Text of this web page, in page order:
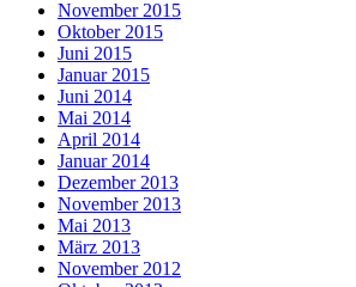
November 2015
Oktober 2015
Juni 2015
Januar 2015
Juni 2014
Mai 2014
April 2014
Januar 2014
Dezember 2013
November 2013
Mai 2013
März 2013
November 2012